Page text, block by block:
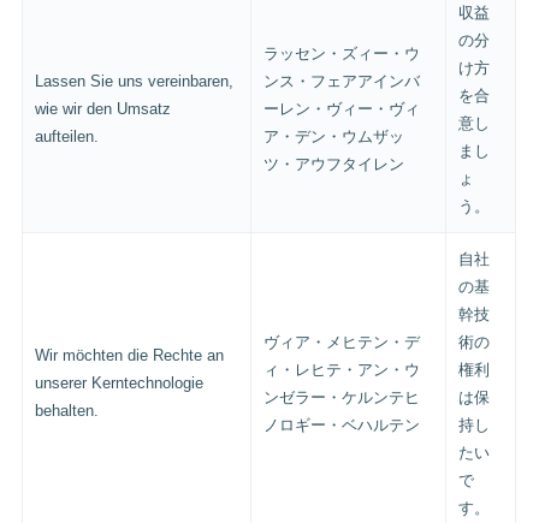
Lassen Sie uns vereinbaren,
wie wir den Umsatz
aufteilen.
ラッセン・ズィー・ウ
ンス・フェアアインバ
ーレン・ヴィー・ヴィ
ア・デン・ウムザッ
ツ・アウフタイレン
収益
の分
け方
を合
意し
まし
ょ
う。
Wir möchten die Rechte an
unserer Kerntechnologie
behalten.
ヴィア・メヒテン・デ
ィ・レヒテ・アン・ウ
ンゼラー・ケルンテヒ
ノロギー・ベハルテン
自社
の基
幹技
術の
権利
は保
持し
たい
で
す。